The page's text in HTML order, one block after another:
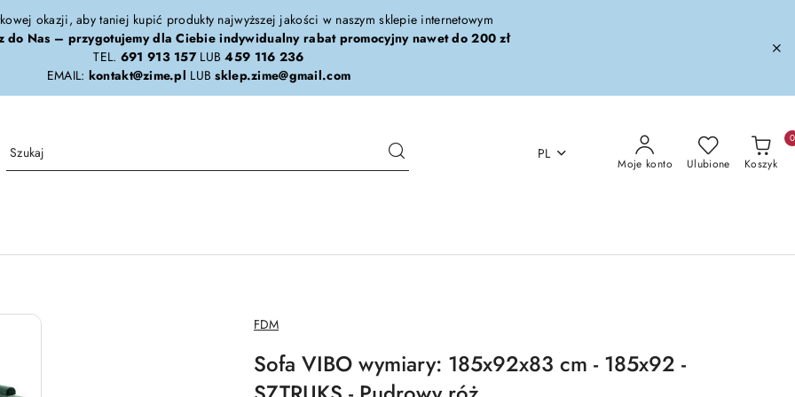
okazji, aby taniej kupić produkty najwyższej jakości w naszym sklepie internetowym
do Nas – przygotujemy dla Ciebie indywidualny rabat promocyjny nawet do 200 zł
TEL. 691 913 157LUB459 116 236
EMAIL: kontakt@zime.pl LUBsklep.zime@gmail.com
PL
Moje konto Ulubione Koszyk
0
NAZWA
PRODUCENTA:
FDM
Sofa VIBO wymiary: 185x92x83 cm - 185x92 -